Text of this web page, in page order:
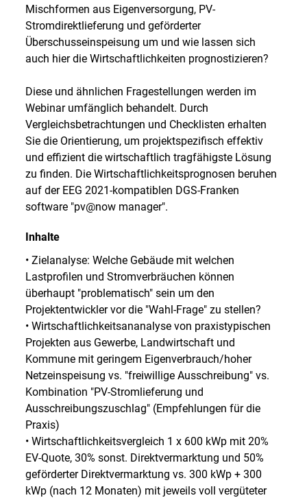
Mischformen aus Eigenversorgung, PV-
Stromdirektlieferung und geförderter
Überschusseinspeisung um und wie lassen sich
auch hier die Wirtschaftlichkeiten prognostizieren?
Diese und ähnlichen Fragestellungen werden im
Webinar umfänglich behandelt. Durch
Vergleichsbetrachtungen und Checklisten erhalten
Sie die Orientierung, um projektspezifisch effektiv
und effizient die wirtschaftlich tragfähigste Lösung
zu finden. Die Wirtschaftlichkeitsprognosen beruhen
auf der EEG 2021-kompatiblen DGS-Franken
software "pv@now manager".
Inhalte
• Zielanalyse: Welche Gebäude mit welchen
Lastprofilen und Stromverbräuchen können
überhaupt "problematisch" sein um den
Projektentwickler vor die "Wahl-Frage" zu stellen?
• Wirtschaftlichkeitsananalyse von praxistypischen
Projekten aus Gewerbe, Landwirtschaft und
Kommune mit geringem Eigenverbrauch/hoher
Netzeinspeisung vs. "freiwillige Ausschreibung" vs.
Kombination "PV-Stromlieferung und
Ausschreibungszuschlag" (Empfehlungen für die
Praxis)
• Wirtschaftlichkeitsvergleich 1 x 600 kWp mit 20%
EV-Quote, 30% sonst. Direktvermarktung und 50%
geförderter Direktvermarktung vs. 300 kWp + 300
kWp (nach 12 Monaten) mit jeweils voll vergüteter